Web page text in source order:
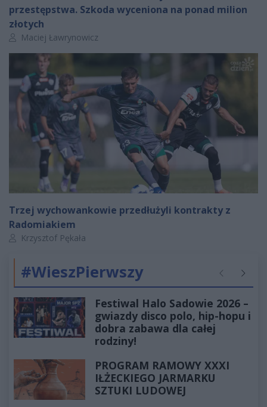
przestępstwa. Szkoda wyceniona na ponad milion
złotych
Autor artykułu:
Maciej Ławrynowicz
Trzej wychowankowie przedłużyli kontrakty z
Radomiakiem
Autor artykułu:
Krzysztof Pękała
#WieszPierwszy Poprzednie
Festiwal Halo Sadowie 2026 –
gwiazdy disco polo, hip-hopu i
dobra zabawa dla całej
rodziny!
PROGRAM RAMOWY XXXI
IŁŻECKIEGO JARMARKU
SZTUKI LUDOWEJ